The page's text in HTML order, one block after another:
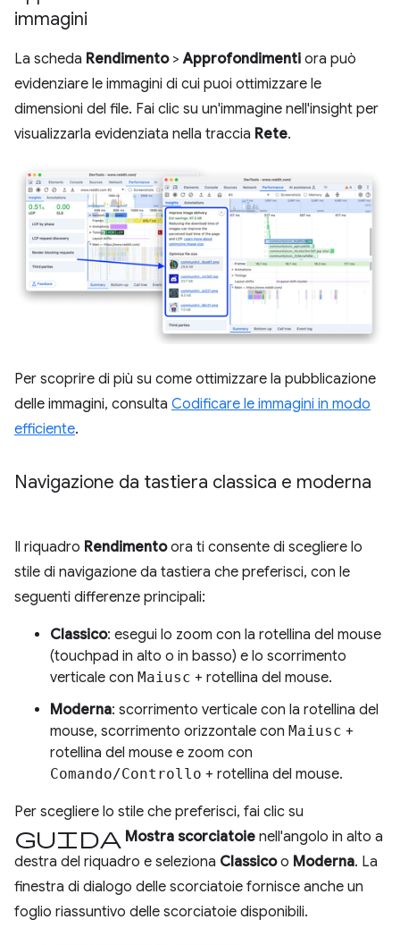
immagini
La scheda Rendimento>Approfondimenti ora può
evidenziare le immagini di cui puoi ottimizzare le
dimensioni del file. Fai clic su un'immagine nell'insight per
visualizzarla evidenziata nella traccia Rete.
Per scoprire di più su come ottimizzare la pubblicazione
delle immagini, consulta Codificare le immagini in modo
efficiente.
Navigazione da tastiera classica e moderna
Il riquadro Rendimentoora ti consente di scegliere lo
stile di navigazione da tastiera che preferisci, con le
seguenti differenze principali:
Classico: esegui lo zoom con la rotellina del mouse
(touchpad in alto o in basso) e lo scorrimento
verticale con Maiusc + rotellina del mouse.
Moderna: scorrimento verticale con la rotellina del
mouse, scorrimento orizzontale con Maiusc +
rotellina del mouse e zoom con
Comando/Controllo + rotellina del mouse.
Per scegliere lo stile che preferisci, fai clic su
Guida Mostra scorciatoie nell'angolo in alto a
destra del riquadro e seleziona Classicoo Moderna. La
finestra di dialogo delle scorciatoie fornisce anche un
foglio riassuntivo delle scorciatoie disponibili.